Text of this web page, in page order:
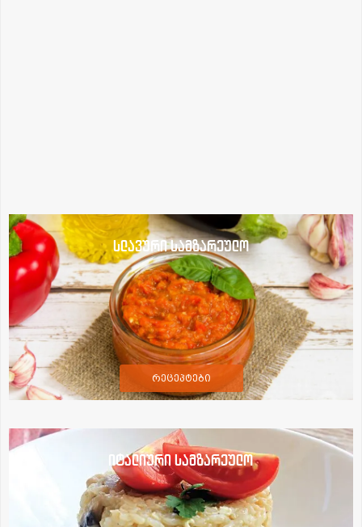
სლავური სამზარეულო
რეცეპტები
იტალიური სამზარეულო